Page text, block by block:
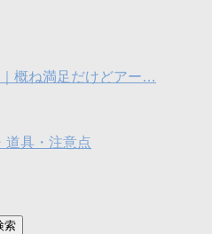
概ね満足だけどアー…
道具・注意点
索